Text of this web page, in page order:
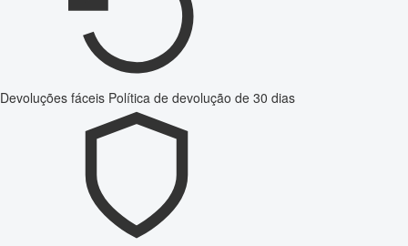
Devoluções fáceis Política de devolução de 30 dias